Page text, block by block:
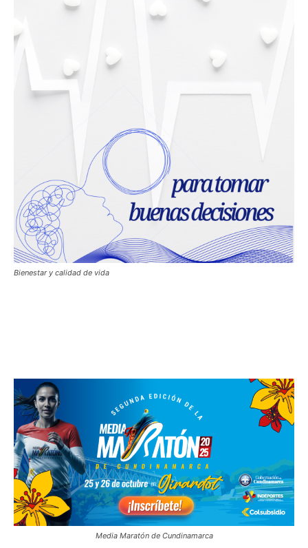
Bienestar y calidad de vida
Media Maratón de Cundinamarca